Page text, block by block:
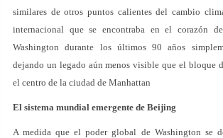
similares de otros puntos calientes del cambio
internacional que se encontraba en el corazón
Washington durante los últimos 90 años
dejando un legado aún menos visible que el bloque
el centro de la ciudad de Manhattan
El sistema mundial emergente de Beijing
A medida que el poder global de Washington se